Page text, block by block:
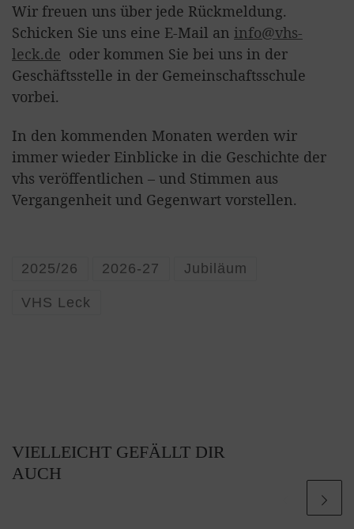
Wir freuen uns über jede Rückmeldung.
Schicken Sie uns eine E-Mail an info@vhs-
leck.de oder kommen Sie bei uns in der
Geschäftsstelle in der Gemeinschaftsschule
vorbei.
In den kommenden Monaten werden wir
immer wieder Einblicke in die Geschichte der
vhs veröffentlichen – und Stimmen aus
Vergangenheit und Gegenwart vorstellen.
2025/26 2026-27 Jubiläum
VHS Leck
VIELLEICHT GEFÄLLT DIR
AUCH